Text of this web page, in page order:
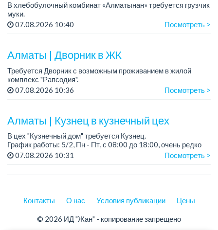
В хлебобулочный комбинат «Алматынан» требуется грузчик
муки.
График работы: 5/2, с 09.00 до 18.00.
07.08.2026 10:40 Посмотреть >
Алматы | Дворник в ЖК
Требуется Дворник с возможным проживанием в жилой
комплекс "Рапсодия".
График работы: 6/1, пн-пт.: 08:00 - 16:00; сб.: 08:00 - 12:00.
07.08.2026 10:36 Посмотреть >
Алматы | Кузнец в кузнечный цех
В цех "Кузнечный дом" требуется Кузнец.
График работы: 5/2, Пн - Пт, с 08:00 до 18:00, очень редко
суббота.
07.08.2026 10:31 Посмотреть >
Контакты О нас Условия публикации Цены
© 2026 ИД "Жан" - копирование запрещено